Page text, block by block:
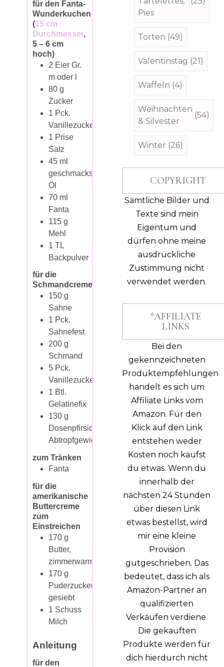
für den Fanta-
Wunderkuchen
(15 cm
Durchmesser,
5 – 6 cm
hoch)
2 Eier Gr.
m oder l
80 g
Zucker
1 Pck.
Vanillezucker
1 Prise
Salz
45 ml
geschmacksneutrales
Öl
70 ml
Fanta
115 g
Mehl
1 TL
Backpulver
für die
Schmandcreme
150 g
Sahne
1 Pck.
Sahnefest
200 g
Schmand
5 Pck.
Vanillezucker
1 Btl.
Gelatinefix
130 g
Dosenpfirsiche,
Abtropfgewicht
zum Tränken
Fanta
für die
amerikanische
Buttercreme
zum
Einstreichen
170 g
Butter,
zimmerwarm
170 g
Puderzucker,
gesiebt
1 Schuss
Milch
Anleitung
für den
Pies
Torten (49)
Valentinstag (21)
Waffeln (4)
Weihnachten
& Silvester
(54)
Winter (26)
COPYRIGHT
Sämtliche Bilder und
Texte sind mein
Eigentum und
dürfen ohne meine
ausdrückliche
Zustimmung nicht
verwendet werden.
*AFFILIATE
LINKS
Bei den
gekennzeichneten
Produktempfehlungen
handelt es sich um
Affiliate Links vom
Amazon. Für den
Klick auf den Link
entstehen weder
Kosten noch kaufst
du etwas. Wenn du
innerhalb der
nächsten 24 Stunden
über diesen Link
etwas bestellst, wird
mir eine kleine
Provision
gutgeschrieben. Das
bedeutet, dass ich als
Amazon-Partner an
qualifizierten
Verkäufen verdiene.
Die gekauften
Produkte werden für
dich hierdurch nicht